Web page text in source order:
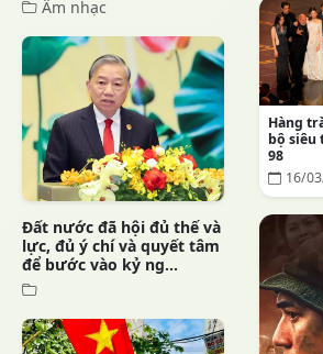
Âm nhạc
Đất nước đã hội đủ thế và
lực, đủ ý chí và quyết tâm
để bước vào kỷ ng...
Hàng
bộ siêu
98
16/